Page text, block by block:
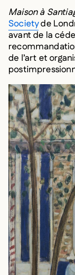
Maison à
Societyde
avant de la
de l’art et